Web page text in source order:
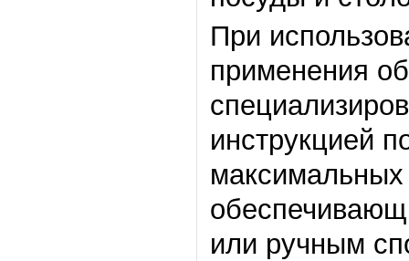
При
применения
инструкцией
или ручным